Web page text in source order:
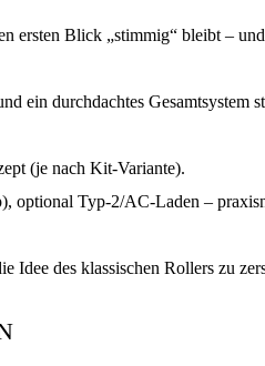
ersten Blick „stimmig“ bleibt – und
ein durchdachtes Gesamtsystem
(je nach Kit-Variante).
optional Typ-2/AC-Laden –
Idee des klassischen Rollers zu